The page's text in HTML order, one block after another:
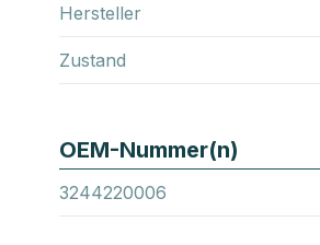
Hersteller
Zustand
OEM-Nummer(n)
3244220006